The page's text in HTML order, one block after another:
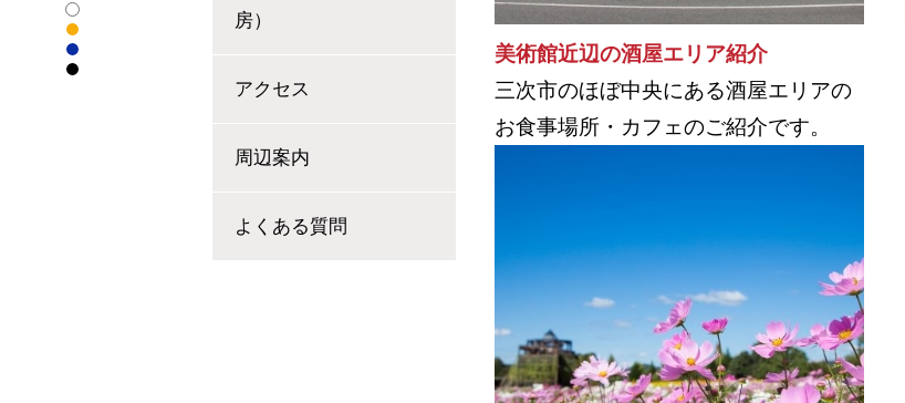
美術館近辺の酒屋エリア紹介
三次市のほぼ中央にある酒屋エリアの
お食事場所・カフェのご紹介です。
房）
アクセス
周辺案内
よくある質問